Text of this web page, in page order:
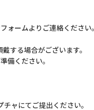
ォームよりご連絡ください
する場合がございます。
備ください。
ャにてご提出ください。